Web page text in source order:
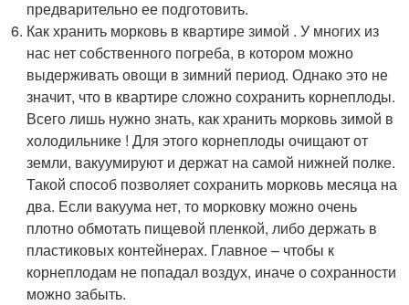
предварительно ее подготовить.
Как хранить морковь в квартире зимой . У многих из
нас нет собственного погреба, в котором можно
выдерживать овощи в зимний период. Однако это не
значит, что в квартире сложно сохранить корнеплоды.
Всего лишь нужно знать, как хранить морковь зимой в
холодильнике ! Для этого корнеплоды очищают от
земли, вакуумируют и держат на самой нижней полке.
Такой способ позволяет сохранить морковь месяца на
два. Если вакуума нет, то морковку можно очень
плотно обмотать пищевой пленкой, либо держать в
пластиковых контейнерах. Главное – чтобы к
корнеплодам не попадал воздух, иначе о сохранности
можно забыть.